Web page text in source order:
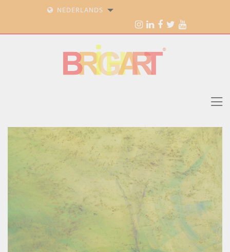
NEDERLANDS